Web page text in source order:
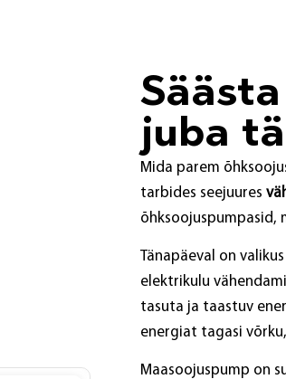
juba
Mida parem
tarbides seejuures
õhksoojuspumpasid,
Tänapäeval on
elektrikulu
tasuta ja taastuv
energiat tagasi
Maasoojuspump on